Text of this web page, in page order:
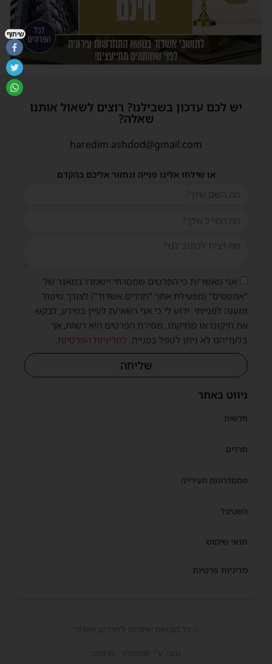
ניווט באתר
חדשות
חרדים
ממסדרונות העירייה
השטיבל
תנאי שימוש
מדיניות פרטיות
יש לכם עדכון בשבילנו? רוצים לשאול אותנו
שאלה?
haredim.ashdod@gmail.com
או שילחו אלינו פנייה ונחזור אליכם בהקדם
אני מאשר/ת כי הפרטים שמסרתי יישמרו במאגר של
"אמפסיס" (מפעילת אתר "חרדים אשדוד") לצורך טיפול
ומענה לפנייתי. ידוע לי כי אני רשאי/ת לעיין במידע, לבקש
את תיקונו או מחיקתו. מסירת הפרטים היא רשות, אך
בלעדיהם לא ניתן לטפל בפנייה. למדיניות הפרטיות.
שליחה
© כל הזכויות שמורות ל'חרדים אשדוד'
נבנה ע"י 'אמפסיס - פרסום'
שיתוף